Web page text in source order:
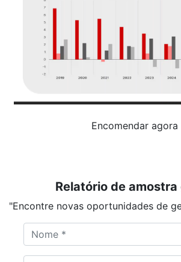
Encomendar agora
Relatório de
"Encontre novas oportunidades de